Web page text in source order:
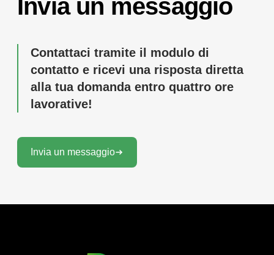
Invia un messaggio
Contattaci tramite il modulo di
contatto e ricevi una risposta diretta
alla tua domanda entro quattro ore
lavorative!
Invia un messaggio